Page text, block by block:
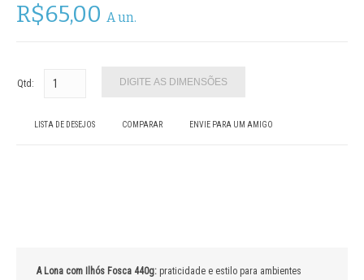
R$65,00 A un.
Qtd:
LISTA DE DESEJOS COMPARAR ENVIE PARA UM AMIGO
A Lona com Ilhós Fosca 440g: praticidade e estilo para ambientes